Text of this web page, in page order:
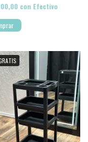
con Efectivo
/